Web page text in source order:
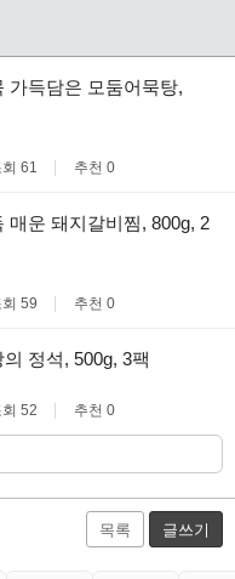
가득담은 모둠어묵탕,
회 61 추천 0
매운 돼지갈비찜, 800g, 2
회 59 추천 0
정석, 500g, 3팩
회 52 추천 0
목록 글쓰기